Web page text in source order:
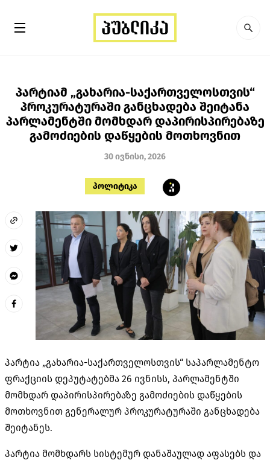
პარტიამ „გახარია-საქართველოსთვის“
პროკურატურაში განცხადება შეიტანა
პარლამენტში მომხდარ დაპირისპირებაზე
გამოძიების დაწყების მოთხოვნით
30 ივნისი, 2026
პოლიტიკა
პარტია „გახარია-საქართველოსთვის“ საპარლამენტო
ფრაქციის დეპუტატებმა 26 ივნისს, პარლამენტში
მომხდარ დაპირისპირებაზე გამოძიების დაწყების
მოთხოვნით გენერალურ პროკურატურაში განცხადება
შეიტანეს.
პარტია მომხდარს სისტემურ დანაშაულად აფასებს და